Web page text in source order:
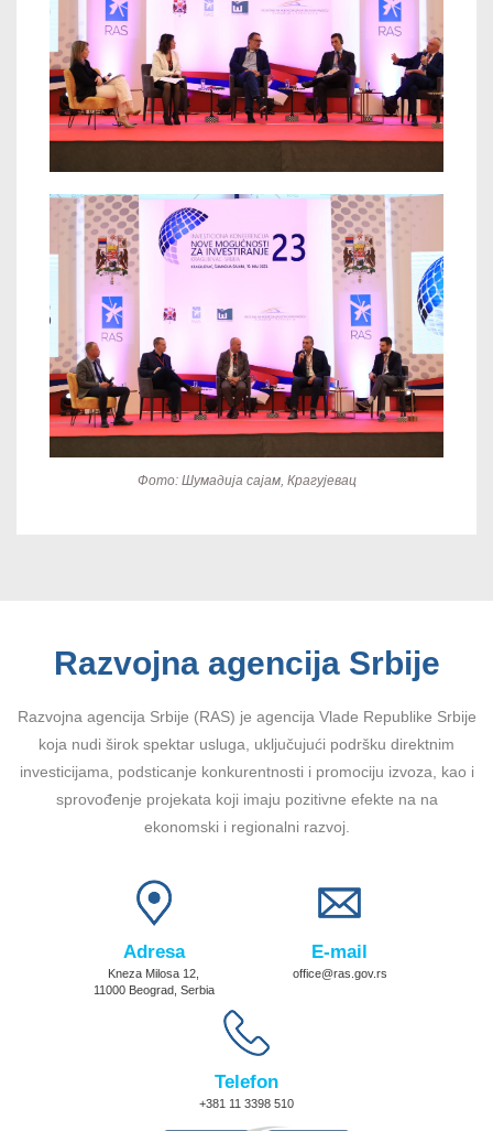
Фото: Шумадија сајам, Крагујевац
Razvojna agencija Srbije
Razvojna agencija Srbije (RAS) je agencija Vlade Republike Srbije
koja nudi širok spektar usluga, uključujući podršku direktnim
investicijama, podsticanje konkurentnosti i promociju izvoza, kao i
sprovođenje projekata koji imaju pozitivne efekte na na
ekonomski i regionalni razvoj.
Adresa
Kneza Milosa 12,
11000 Beograd, Serbia
E-mail
office@ras.gov.rs
Telefon
+381 11 3398 510